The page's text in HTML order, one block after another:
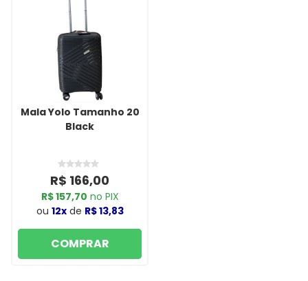
Mala Yolo Tamanho 20
Black
R$ 166,00
R$ 157,70 no PIX
ou 12xde R$ 13,83
COMPRAR